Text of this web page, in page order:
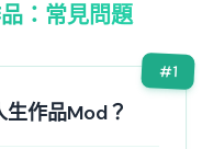
：常見問題
#1
作品Mod？